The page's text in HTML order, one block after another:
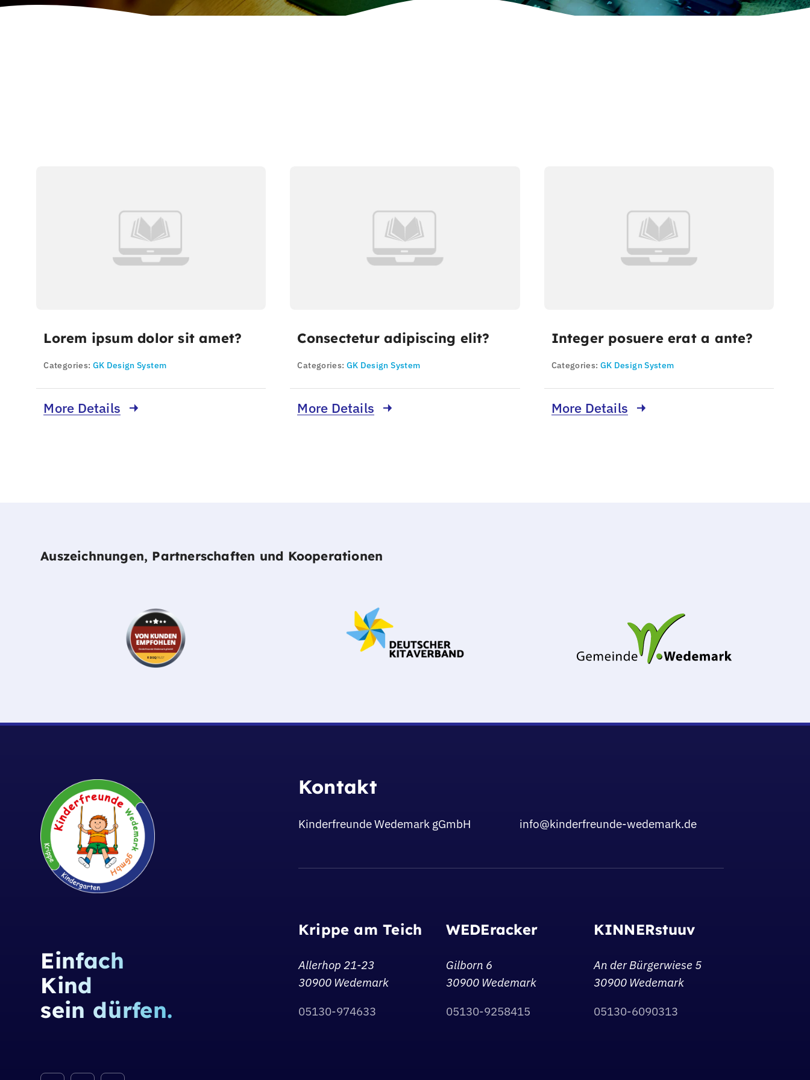
Lorem ipsum dolor sit amet?
Categories: GK Design System
More Details
Consectetur adipiscing elit?
Categories: GK Design System
More Details
Integer posuere erat a ante?
Categories: GK Design System
More Details
Auszeichnungen, Partnerschaften und Kooperationen
Einfach
Kind
sein dürfen.
Kontakt
Kinderfreunde Wedemark gGmbH info@kinderfreunde-wedemark.de
Krippe am Teich
Allerhop 21-23
30900 Wedemark
05130-974633
WEDEracker
Gilborn 6
30900 Wedemark
05130-9258415
KINNERstuuv
An der Bürgerwiese 5
30900 Wedemark
05130-6090313